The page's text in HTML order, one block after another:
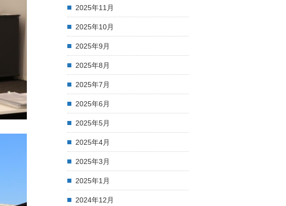
2025年11月
2025年10月
2025年9月
2025年8月
2025年7月
2025年6月
2025年5月
2025年4月
2025年3月
2025年1月
2024年12月